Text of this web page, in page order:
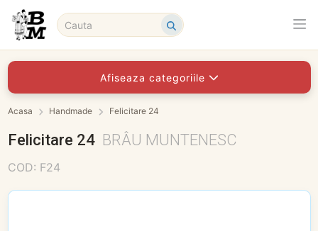
Afiseaza categoriile
Acasa Handmade Felicitare 24
Felicitare 24 BRÂU MUNTENESC
COD: F24